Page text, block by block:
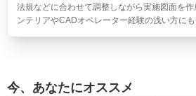
法規などに合わせて調整しながら実施図面を
ンテリアやCADオペレーター経験の浅い方にも
今、あなたにオススメ